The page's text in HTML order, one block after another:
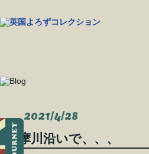
2021/4/28
多摩川沿いで、、、